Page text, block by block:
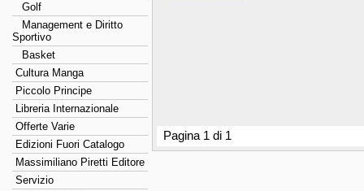
Pagina 1 di 1
Golf
Management e Diritto
Sportivo
Basket
Cultura Manga
Piccolo Principe
Libreria Internazionale
Offerte Varie
Edizioni Fuori Catalogo
Massimiliano Piretti Editore
Servizio